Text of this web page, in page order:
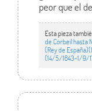
peor que el
Esta pieza
de Corbeil hasta
(Rey de
(14/5/1643-1/9/